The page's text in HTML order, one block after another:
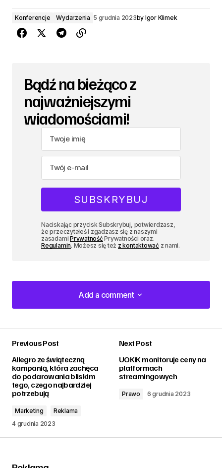
Konferencje Wydarzenia 5 grudnia 2023by Igor Klimek
Bądź na bieżąco z
najważniejszymi
wiadomościami!
Naciskając przycisk Subskrybuj, potwierdzasz,
że przeczytałeś i zgadzasz się z naszymi
zasadamiPrywatnośćPrywatności oraz.
Regulamin. Możesz się też z kontaktowaćz nami.
Add a comment
Add a comment
Previous Post
Allegro ze świąteczną
kampanią, która zachęca
do podarowania bliskim
tego, czego najbardziej
potrzebują
Marketing
Reklama
4 grudnia 2023
Next Post
UOKiK monitoruje ceny na
platformach
streamingowych
Prawo 6 grudnia 2023